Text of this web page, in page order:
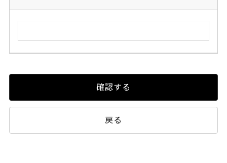
確認する
戻る